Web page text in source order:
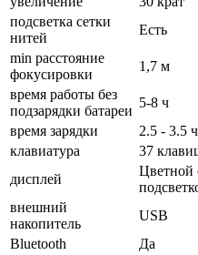
подсветка сетки
нитей
Есть
min расстояние
фокусировки
1,7 м
время работы без
подзарядки батареи
5-8 ч
время зарядки
2.5 - 3.5 ч
клавиатура
37
дисплей
Цветной
внешний
накопитель
USB
Bluetooth
Да